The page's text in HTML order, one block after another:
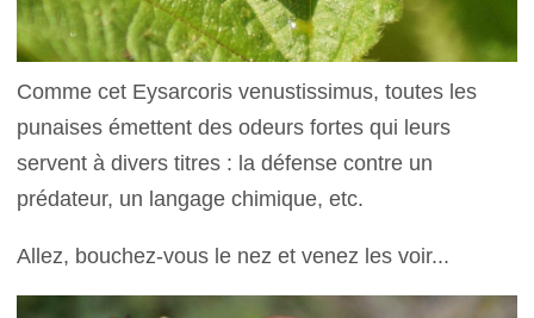
Comme cet Eysarcoris venustissimus, toutes les
punaises émettent des odeurs fortes qui leurs
servent à divers titres : la défense contre un
prédateur, un langage chimique, etc.
Allez, bouchez-vous le nez et venez les voir...